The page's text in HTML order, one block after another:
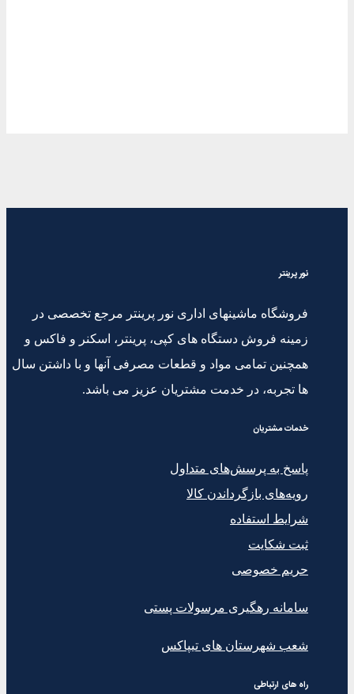
نور پرینتر
فروشگاه ماشینهای اداری نور پرینتر مرجع تخصصی در
زمینه فروش دستگاه های کپی، پرینتر، اسکنر و فاکس و
همچنین تمامی مواد و قطعات مصرفی آنها و با داشتن سال
ها تجربه، در خدمت مشتریان عزیز می باشد.
خدمات مشتریان
پاسخ به پرسش‌های متداول
رویه‌های بازگرداندن کالا
شرایط استفاده
ثبت شکایت
حریم خصوصی
سامانه رهگیری مرسولات پستی
شعب شهرستان های تیپاکس
راه های ارتباطی